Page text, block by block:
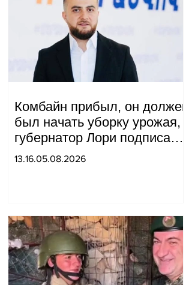
Комбайн прибыл, он должен
был начать уборку урожая,
губернатор Лори подписал
постановление о запрете
13.16.05.08.2026